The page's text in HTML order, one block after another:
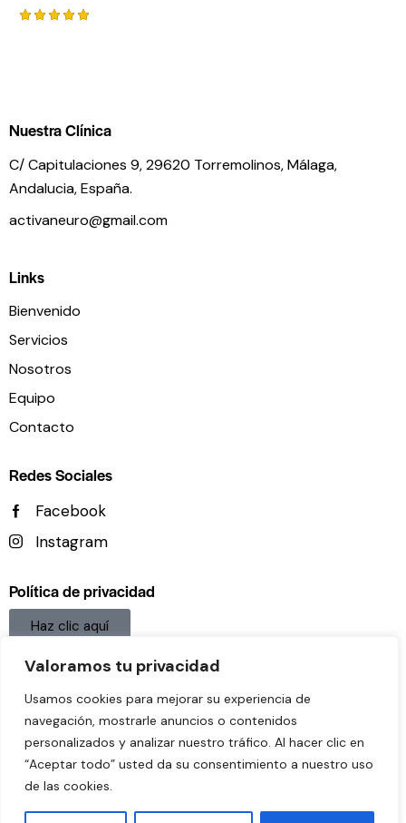
Valoramos tu privacidad
Usamos cookies para mejorar su experiencia de
navegación, mostrarle anuncios o contenidos
personalizados y analizar nuestro tráfico. Al hacer clic en
“Aceptar todo” usted da su consentimiento a nuestro uso
de las cookies.
Nuestra Clínica
C/ Capitulaciones 9, 29620 Torremolinos,Málaga,
Andalucia,España.
activaneuro@gmail.com
Links
Bienvenido
Servicios
Nosotros
Equipo
Contacto
Redes Sociales
Facebook
Instagram
Política de privacidad
Haz clic aquí
Aviso legal
Haz clic aquí
Política De Cookies
Haz clic aquí